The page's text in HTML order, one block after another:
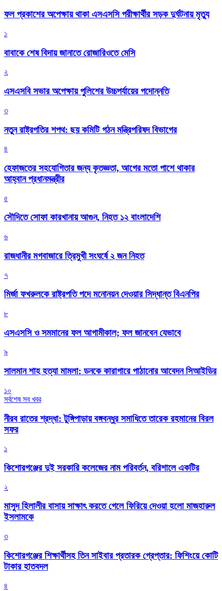
ফল প্রকাশের অপেক্ষায় থাকা এসএসসি পরীক্ষার্থীর সড়ক দুর্ঘটনায় মৃত্যু
১
বাবাকে শেষ বিদায় জানাতে রোজারিওতে মেসি
২
এসএসবি সভার অপেক্ষায় পুলিশের উচ্চপর্যায়ের পদোন্নতি
৩
নতুন রাষ্ট্রপতির শপথ: ছয় কমিটি গঠন মন্ত্রিপরিষদ বিভাগের
৪
হেফাজতের সহযোগিতার জন্য কৃতজ্ঞতা, আগের মতো পাশে থাকার
আহ্বান প্রধানমন্ত্রীর
৫
সৌদিতে সোফা কারখানায় আগুন, নিহত ১২ বাংলাদেশি
৬
রাজধানীর মগবাজারে ত্রিমুখী সংঘর্ষে ২ জন নিহত
৭
মির্জা ফখরুলকে রাষ্ট্রপতি পদে মনোনয়ন দেওয়ার সিদ্ধান্ত বিএনপির
৮
এসএসসি ও সমমানের ফল আগামীকাল; ফল জানবেন যেভাবে
৯
সালমান শাহ হত্যা মামলা: ডনকে কারাগারে পাঠানোর আবেদন সিআইডির
১০
সর্বশেষ সব খবর
নীরব রাতের শ্রদ্ধা: টুঙ্গিপাড়ায় বঙ্গবন্ধুর সমাধিতে তারেক রহমানের বিরল
সফর
১
কিশোরগঞ্জের দুই সরকারি কলেজের নাম পরিবর্তন, বরিশালে একটির
২
মাসুদ হিলালীর বাসায় সাক্ষাৎ করতে গেলে ফিরিয়ে দেওয়া হলো মাজহারুল
ইসলামকে
৩
কিশোরগঞ্জের শিক্ষার্থীসহ তিন সাইবার প্রতারক গ্রেপ্তার: ফিশিংয়ে কোটি
টাকার হাতবদল
৪